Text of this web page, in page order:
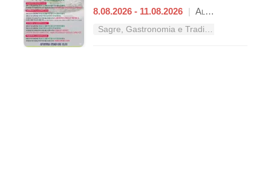
8.08.2026 - 11.08.2026 | Alatri